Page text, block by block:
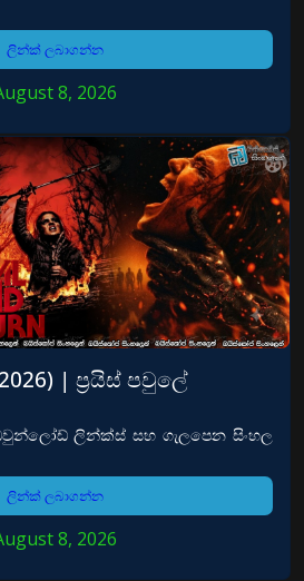
ලින්ක් ලබාගන්න
8, 2026
| ප්‍රයිස් පවුලේ
ඩවුන්ලෝඩ් ලින්ක්ස් සහ ගැලපෙන සිංහල
ලින්ක් ලබාගන්න
8, 2026